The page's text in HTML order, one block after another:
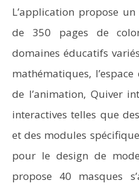
L’application propose
de 350 pages de
domaines éducatifs
mathématiques,
de l’animation, Quiver
interactives telles que
et des modules
pour le design de
propose 40 masques